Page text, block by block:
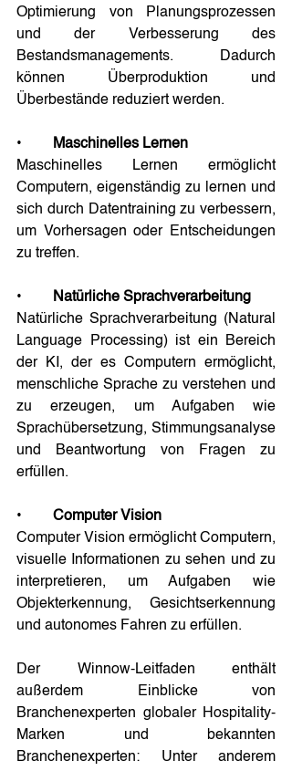
Optimierung von Planungsprozessen
und der Verbesserung des
Bestandsmanagements. Dadurch
können Überproduktion und
Überbestände reduziert werden.
Maschinelles Lernen
Maschinelles Lernen ermöglicht
Computern, eigenständig zu lernen und
sich durch Datentraining zu verbessern,
um Vorhersagen oder Entscheidungen
zu treffen.
Natürliche Sprachverarbeitung
Natürliche Sprachverarbeitung (Natural
Language Processing) ist ein Bereich
der KI, der es Computern ermöglicht,
menschliche Sprache zu verstehen und
zu erzeugen, um Aufgaben wie
Sprachübersetzung, Stimmungsanalyse
und Beantwortung von Fragen zu
erfüllen.
Computer Vision
Computer Vision ermöglicht Computern,
visuelle Informationen zu sehen und zu
interpretieren, um Aufgaben wie
Objekterkennung, Gesichtserkennung
und autonomes Fahren zu erfüllen.
Der Winnow-Leitfaden enthält
außerdem Einblicke von
Branchenexperten globaler Hospitality-
Marken und bekannten
Branchenexperten: Unter anderem